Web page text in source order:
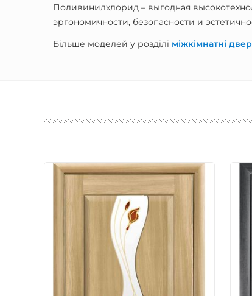
Поливинилхлорид – выгодная
эргономичности, безопасности и
Більше моделей у розділі міжкімнатні